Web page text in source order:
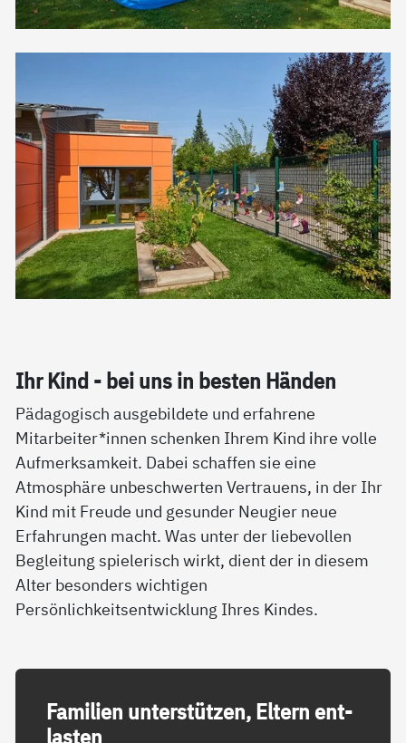
Ihr Kind - bei uns in bes­ten Hän­den
Pädagogisch ausgebildete und erfahrene
Mitarbeiter*innen schenken Ihrem Kind ihre volle
Aufmerksamkeit. Dabei schaffen sie eine
Atmosphäre unbeschwerten Vertrauens, in der Ihr
Kind mit Freude und gesunder Neugier neue
Erfahrungen macht. Was unter der liebevollen
Begleitung spielerisch wirkt, dient der in diesem
Alter besonders wichtigen
Persönlichkeitsentwicklung Ihres Kindes.
Fa­mi­li­en un­ter­stüt­zen, El­tern ent­
las­ten